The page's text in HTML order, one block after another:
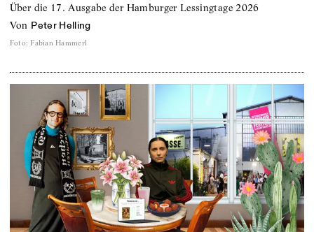
Über die 17. Ausgabe der Hamburger Lessingtage 2026
von Peter Helling
Foto: Fabian Hammerl